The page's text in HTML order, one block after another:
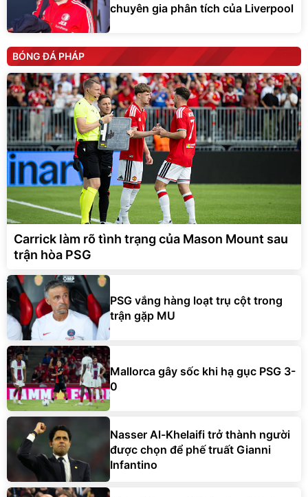
chuyên gia phân tích của Liverpool
BÓNG ĐÁ PHÁP
Carrick làm rõ tình trạng của Mason Mount sau
trận hòa PSG
PSG vắng hàng loạt trụ cột trong
trận gặp MU
Mallorca gây sốc khi hạ gục PSG 3-
0
Nasser Al-Khelaifi trở thành người
được chọn để phế truất Gianni
Infantino